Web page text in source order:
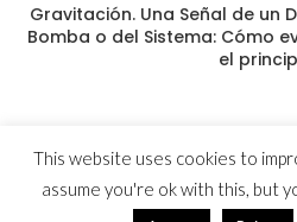
Gravitación. Una Señal de un
Bomba o del Sistema: Cómo
el
© 2023 MYG Inc -
Usuarios
This website uses cookies to
assume you're ok with this, but